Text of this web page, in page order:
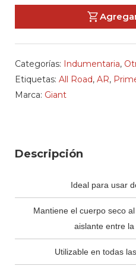
Categorías: Indumentaria,
Etiquetas: All Road, AR,
Marca: Giant
Descripción
Ideal para usar
Mantiene el cuerpo seco
aislante entre la
Utilizable en todas